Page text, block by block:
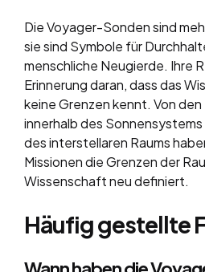
Die Voyager-Sonden sind
sie sind Symbole für
menschliche Neugierde. Ihre
Erinnerung daran, dass das
keine Grenzen kennt. Von
innerhalb des
des interstellaren Raums
Missionen die Grenzen der
Wissenschaft neu definiert.
Häufig gestellte